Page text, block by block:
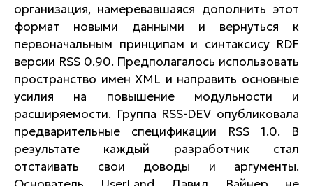
организация, намеревавшаяся дополнить этот
формат новыми данными и вернуться к
первоначальным принципам и синтаксису RDF
версии RSS 0.90. Предполагалось использовать
пространство имен XML и направить основные
усилия на повышение модульности и
расширяемости. Группа RSS-DEV опубликовала
предварительные спецификации RSS 1.0. В
результате каждый разработчик стал
отстаивать свои доводы и аргументы.